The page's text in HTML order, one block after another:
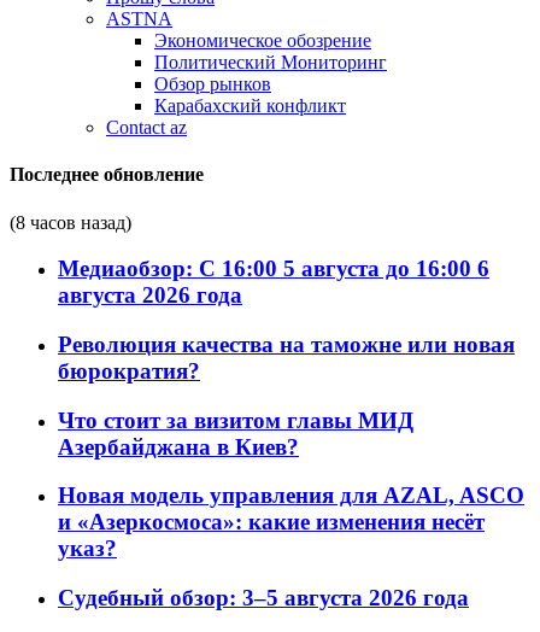
ASTNA
Экономическое обозрение
Политический Мониторинг
Обзор рынков
Карабахский конфликт
Contact az
Последнее обновление
(8 часов назад)
Медиаобзор: С 16:00 5 августа до 16:00 6
августа 2026 года
Революция качества на таможне или новая
бюрократия?
Что стоит за визитом главы МИД
Азербайджана в Киев?
Новая модель управления для AZAL, ASCO
и «Азеркосмоса»: какие изменения несёт
указ?
Судебный обзор: 3–5 августа 2026 года